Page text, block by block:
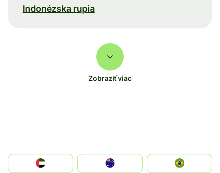
Indonézska rupia
Zobraziť viac
الإمارات العربية المتحدة